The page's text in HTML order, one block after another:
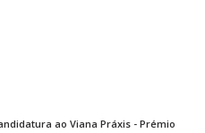
ao Viana Práxis - Prémio